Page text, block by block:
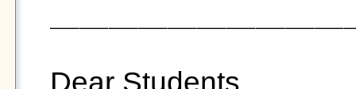
Dear Students,